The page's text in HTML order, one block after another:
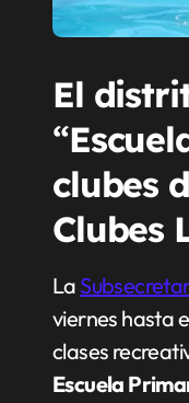
El
“
clubes
Clubes
La
viernes hasta
clases
Escuela